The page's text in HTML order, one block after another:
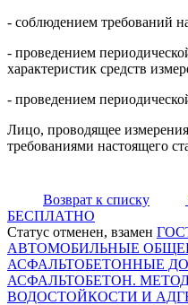
- соблюдением требований
- проведением
характеристик средств
- проведением
Лицо, проводящее
требованиями настоящего
Возврат к списку
БЕСПЛАТНО
Статус отменен, взамен
АВТОМОБИЛЬНЫЕ
АСФАЛЬТОБЕТОННЫЕ
АСФАЛЬТОБЕТОН.
ВОДОСТОЙКОСТИ И